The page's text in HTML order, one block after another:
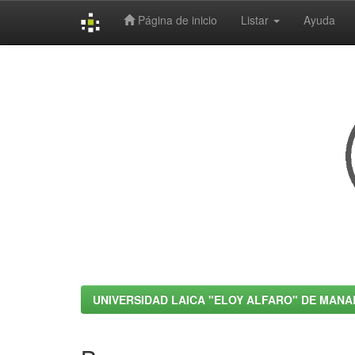
Página de inicio Listar Ayuda
UNIVERSIDAD LAICA "ELOY ALFARO" DE